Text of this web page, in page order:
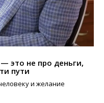
это не про деньги,
пути
и желание